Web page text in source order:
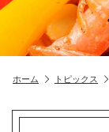
ホーム トピックス